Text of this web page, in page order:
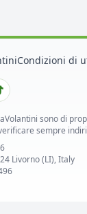
Condizioni di
sono di
sempre
Livorno (LI), Italy